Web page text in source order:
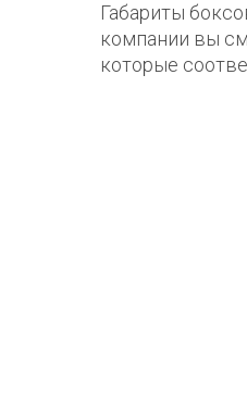
Габариты
компании вы
которые